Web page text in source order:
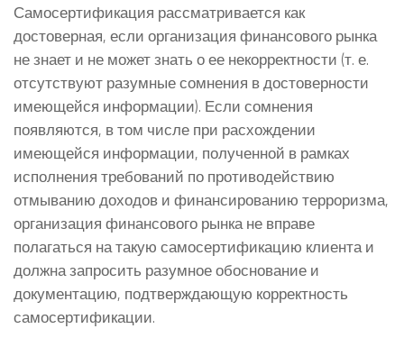
Самосертификация рассматривается как
достоверная, если организация финансового рынка
не знает и не может знать о ее некорректности (т. е.
отсутствуют разумные сомнения в достоверности
имеющейся информации). Если сомнения
появляются, в том числе при расхождении
имеющейся информации, полученной в рамках
исполнения требований по противодействию
отмыванию доходов и финансированию терроризма,
организация финансового рынка не вправе
полагаться на такую самосертификацию клиента и
должна запросить разумное обоснование и
документацию, подтверждающую корректность
самосертификации.